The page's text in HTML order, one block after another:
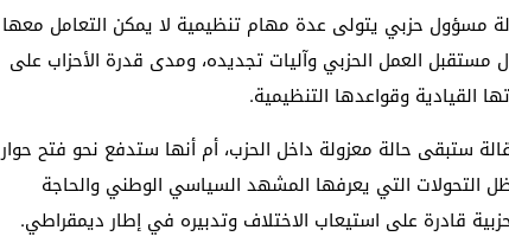
مسؤول حزبي يتولى عدة مهام تنظيمية لا يمكن التعامل معها
العمل الحزبي وآليات تجديده، ومدى قدرة الأحزاب على
القيادية وقواعدها التنظيمية.
ستبقى حالة معزولة داخل الحزب، أم أنها ستدفع نحو فتح حوار
التحولات التي يعرفها المشهد السياسي الوطني والحاجة
قادرة على استيعاب الاختلاف وتدبيره في إطار ديمقراطي.